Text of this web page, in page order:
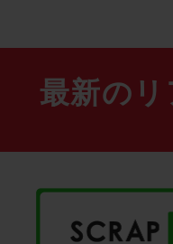
最新の